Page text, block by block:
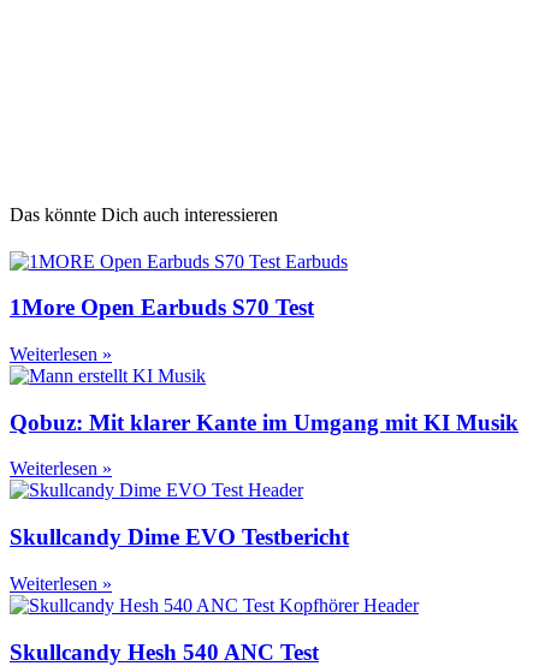
Das könnte Dich auch interessieren
1More Open Earbuds S70 Test
Weiterlesen »
Qobuz: Mit klarer Kante im Umgang mit KI Musik
Weiterlesen »
Skullcandy Dime EVO Testbericht
Weiterlesen »
Skullcandy Hesh 540 ANC Test